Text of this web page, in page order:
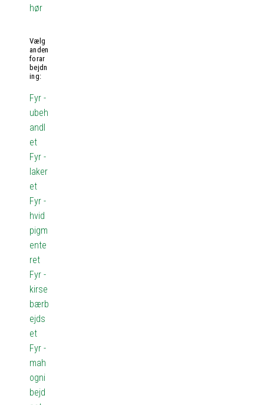
hør
Vælg
anden
forar
bejdn
ing:
Fyr -
ubeh
andl
et
Fyr -
laker
et
Fyr -
hvid
pigm
ente
ret
Fyr -
kirse
bærb
ejds
et
Fyr -
mah
ogni
bejd